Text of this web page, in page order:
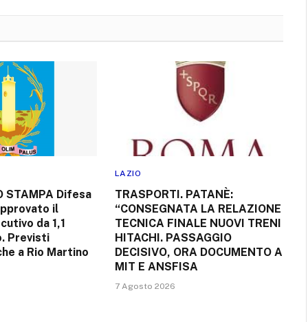
STAMPA Difesa
il
da 1,1
Previsti
a Rio Martino
LAZIO
TRASPORTI. PATANÈ:
“CONSEGNATA LA RELAZIONE
TECNICA FINALE NUOVI TRENI
HITACHI. PASSAGGIO
DECISIVO, ORA DOCUMENTO A
MIT E ANSFISA
7 Agosto 2026